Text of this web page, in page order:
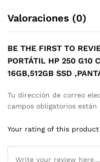
Valoraciones (0)
BE THE FIRST TO
PORTÁTIL HP 250 G10
16GB,512GB SSD
Tu dirección de correo
campos obligatorios están
Your rating of this product